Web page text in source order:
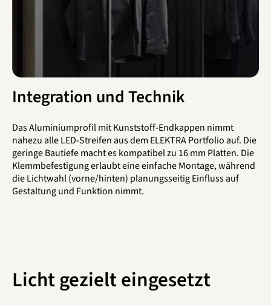
Integration und Technik
Das Aluminiumprofil mit Kunststoff-Endkappen nimmt
nahezu alle LED-Streifen aus dem ELEKTRA Portfolio auf. Die
geringe Bautiefe macht es kompatibel zu 16 mm Platten. Die
Klemmbefestigung erlaubt eine einfache Montage, während
die Lichtwahl (vorne/hinten) planungsseitig Einfluss auf
Gestaltung und Funktion nimmt.
Licht gezielt eingesetzt